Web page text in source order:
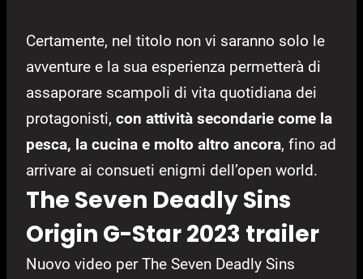
Certamente, nel titolo non vi saranno solo le
avventure e la sua esperienza permetterà di
assaporare scampoli di vita quotidiana dei
protagonisti, con attività secondarie come la
pesca, la cucina e molto altro ancora, fino ad
arrivare ai consueti enigmi dell’open world.
The Seven Deadly Sins
Origin G-Star 2023 trailer
Nuovo video per The Seven Deadly Sins